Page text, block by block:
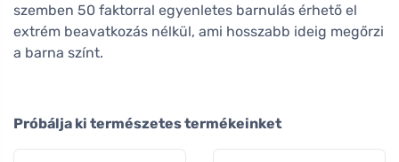
szemben 50 faktorral egyenletes barnulás érhető el
extrém beavatkozás nélkül, ami hosszabb ideig megőrzi
a barna színt.
Próbálja ki természetes termékeinket